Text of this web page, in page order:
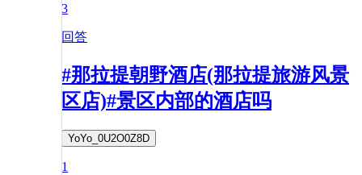
3
回答
#那拉提朝野酒店(那拉提旅游风景
区店)#景区内部的酒店吗
YoYo_0U2O0Z8D
1